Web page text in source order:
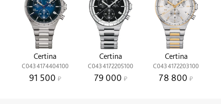
Certina
C0434174404100
91 500
Certina
C0434172205100
79 000
Certina
C0434172203100
78 800